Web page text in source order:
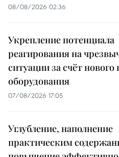
08/08/2026 02:36
Укрепление потенциала
реагирования на
ситуации за счёт нового
оборудования
07/08/2026 17:05
Углубление, наполнение
практическим